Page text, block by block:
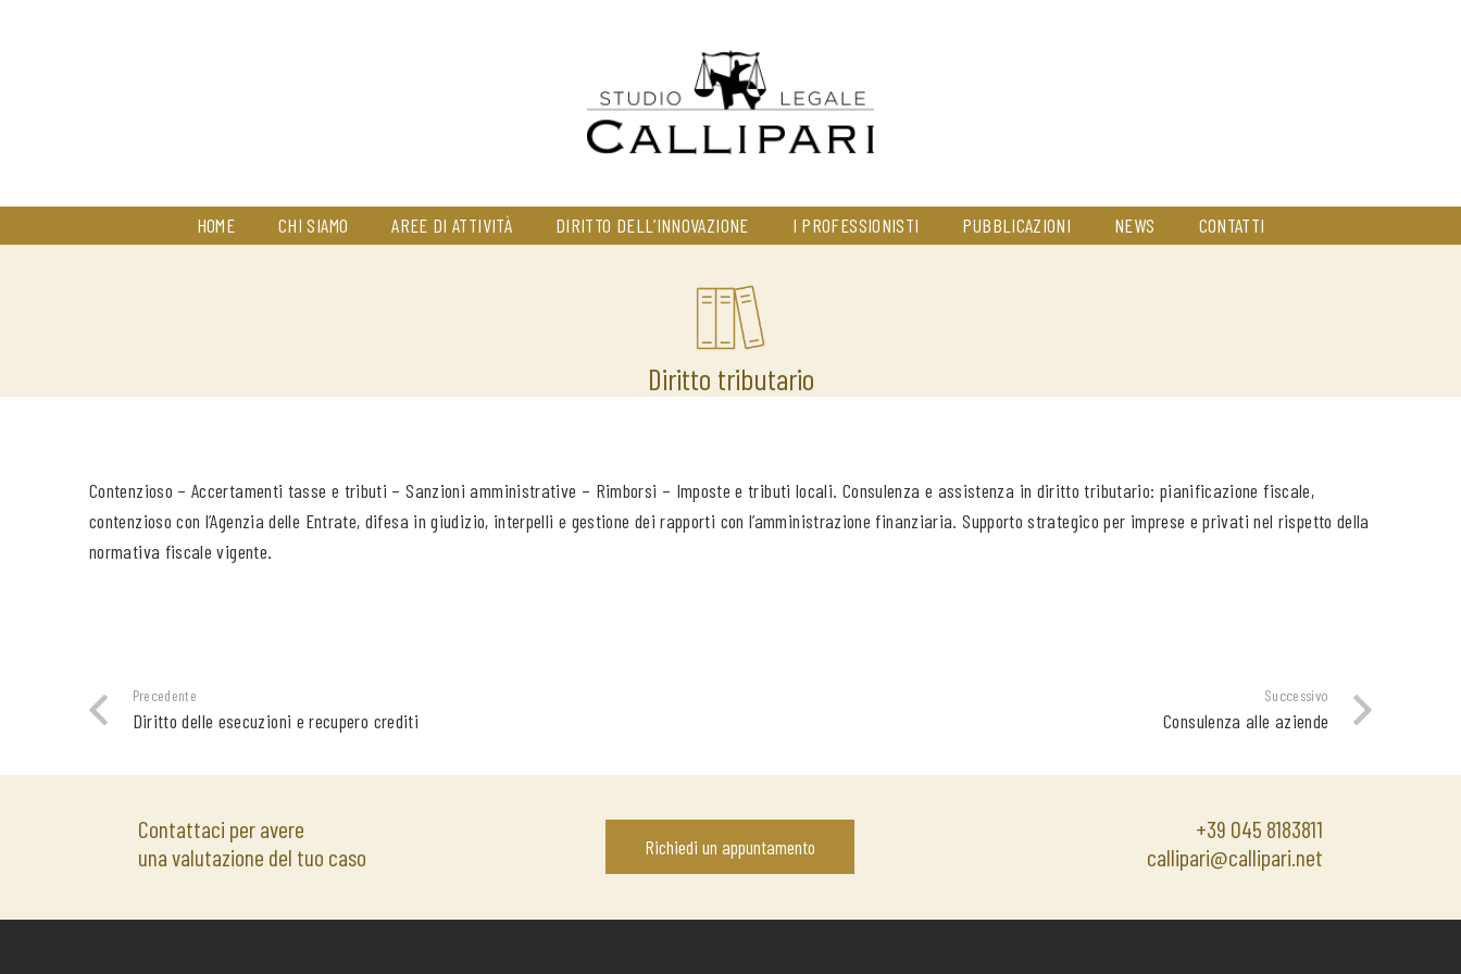
HOME CHI SIAMO AREE DI ATTIVITÀ DIRITTO DELL’INNOVAZIONE I PROFESSIONISTI PUBBLICAZIONI NEWS CONTATTI
Diritto tributario
Contenzioso – Accertamenti tasse e tributi – Sanzioni amministrative – Rimborsi – Imposte e tributi locali. Consulenza e assistenza in diritto tributario: pianificazione fiscale,
contenzioso con l’Agenzia delle Entrate, difesa in giudizio, interpelli e gestione dei rapporti con l’amministrazione finanziaria. Supporto strategico per imprese e privati nel rispetto della
normativa fiscale vigente.
Precedente
Diritto delle esecuzioni e recupero crediti
Successivo
Consulenza alle aziende
Contattaci per avere
una valutazione del tuo caso
Richiedi un appuntamento
+39 045 8183811
callipari@callipari.net